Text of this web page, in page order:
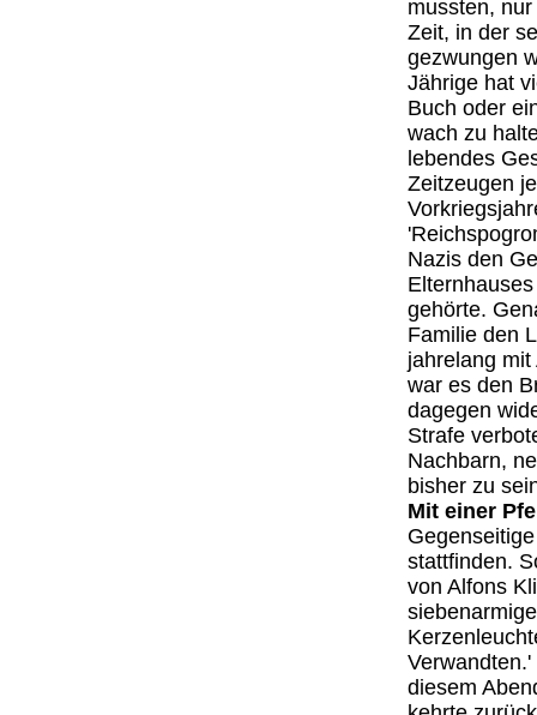
mussten,
Zeit, in der
gezwungen
Jährige hat
Buch oder
wach zu
lebendes
Zeitzeugen
Nazis den
gehörte.
Familie den
jahrelang
war es den
dagegen
Strafe
Nachbarn,
bisher zu
Mit einer
stattfinden.
von Alfons
diesem